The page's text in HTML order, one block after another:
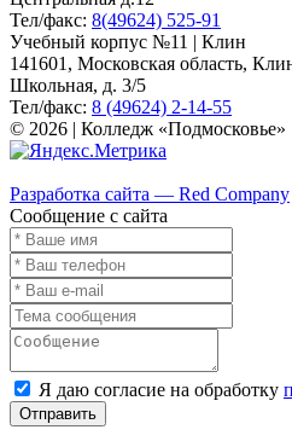
Тел/факс: 8(49624) 525-91
Учебный корпус №11 | Клин
141601, Московская область,
Школьная, д. 3/5
Тел/факс: 8 (49624) 2-14-55
© 2026 | Колледж «Подмосковье»
Разработка сайта — Red Company
Сообщение с сайта
Я даю согласие на обработку
Отправить